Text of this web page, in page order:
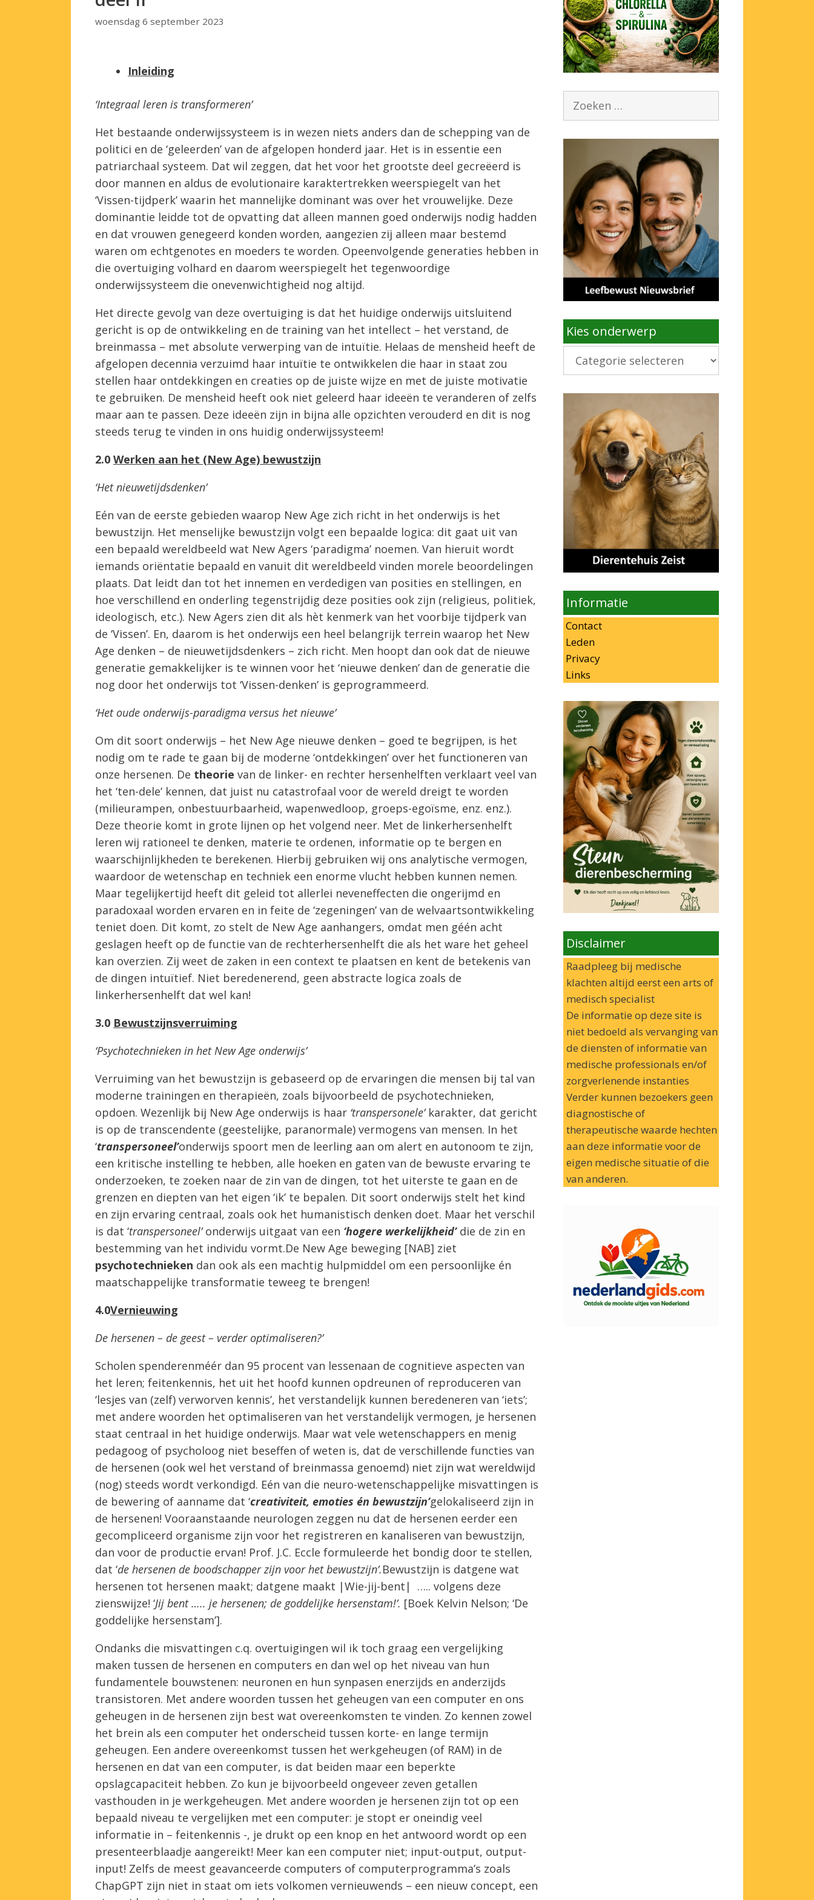
woensdag 6 september 2023
Inleiding
‘Integraal leren is transformeren’
Het bestaande onderwijssysteem is in wezen niets anders dan de schepping van de
politici en de ‘geleerden’ van de afgelopen honderd jaar. Het is in essentie een
patriarchaal systeem. Dat wil zeggen, dat het voor het grootste deel gecreëerd is
door mannen en aldus de evolutionaire karaktertrekken weerspiegelt van het
‘Vissen-tijdperk’ waarin het mannelijke dominant was over het vrouwelijke. Deze
dominantie leidde tot de opvatting dat alleen mannen goed onderwijs nodig hadden
en dat vrouwen genegeerd konden worden, aangezien zij alleen maar bestemd
waren om echtgenotes en moeders te worden. Opeenvolgende generaties hebben in
die overtuiging volhard en daarom weerspiegelt het tegenwoordige
onderwijssysteem die onevenwichtigheid nog altijd.
Het directe gevolg van deze overtuiging is dat het huidige onderwijs uitsluitend
gericht is op de ontwikkeling en de training van het intellect – het verstand, de
breinmassa – met absolute verwerping van de intuïtie. Helaas de mensheid heeft de
afgelopen decennia verzuimd haar intuïtie te ontwikkelen die haar in staat zou
stellen haar ontdekkingen en creaties op de juiste wijze en met de juiste motivatie
te gebruiken. De mensheid heeft ook niet geleerd haar ideeën te veranderen of zelfs
maar aan te passen. Deze ideeën zijn in bijna alle opzichten verouderd en dit is nog
steeds terug te vinden in ons huidig onderwijssysteem!
2.0 Werken aan het (New Age) bewustzijn
‘Het nieuwetijdsdenken’
Eén van de eerste gebieden waarop New Age zich richt in het onderwijs is het
bewustzijn. Het menselijke bewustzijn volgt een bepaalde logica: dit gaat uit van
een bepaald wereldbeeld wat New Agers ‘paradigma’ noemen. Van hieruit wordt
iemands oriëntatie bepaald en vanuit dit wereldbeeld vinden morele beoordelingen
plaats. Dat leidt dan tot het innemen en verdedigen van posities en stellingen, en
hoe verschillend en onderling tegenstrijdig deze posities ook zijn (religieus, politiek,
ideologisch, etc.). New Agers zien dit als hèt kenmerk van het voorbije tijdperk van
de ‘Vissen’. En, daarom is het onderwijs een heel belangrijk terrein waarop het New
Age denken – de nieuwetijdsdenkers – zich richt. Men hoopt dan ook dat de nieuwe
generatie gemakkelijker is te winnen voor het ‘nieuwe denken’ dan de generatie die
nog door het onderwijs tot ‘Vissen-denken’ is geprogrammeerd.
‘Het oude onderwijs-paradigma versus het nieuwe’
Om dit soort onderwijs – het New Age nieuwe denken – goed te begrijpen, is het
nodig om te rade te gaan bij de moderne ‘ontdekkingen’ over het functioneren van
onze hersenen. De theorie van de linker- en rechter hersenhelften verklaart veel van
het ‘ten-dele’ kennen, dat juist nu catastrofaal voor de wereld dreigt te worden
(milieurampen, onbestuurbaarheid, wapenwedloop, groeps-egoïsme, enz. enz.).
Deze theorie komt in grote lijnen op het volgend neer. Met de linkerhersenhelft
leren wij rationeel te denken, materie te ordenen, informatie op te bergen en
waarschijnlijkheden te berekenen. Hierbij gebruiken wij ons analytische vermogen,
waardoor de wetenschap en techniek een enorme vlucht hebben kunnen nemen.
Maar tegelijkertijd heeft dit geleid tot allerlei neveneffecten die ongerijmd en
paradoxaal worden ervaren en in feite de ‘zegeningen’ van de welvaartsontwikkeling
teniet doen. Dit komt, zo stelt de New Age aanhangers, omdat men géén acht
geslagen heeft op de functie van de rechterhersenhelft die als het ware het geheel
kan overzien. Zij weet de zaken in een context te plaatsen en kent de betekenis van
de dingen intuïtief. Niet beredenerend, geen abstracte logica zoals de
linkerhersenhelft dat wel kan!
3.0 Bewustzijnsverruiming
‘Psychotechnieken in het New Age onderwijs’
Verruiming van het bewustzijn is gebaseerd op de ervaringen die mensen bij tal van
moderne trainingen en therapieën, zoals bijvoorbeeld de psychotechnieken,
opdoen. Wezenlijk bij New Age onderwijs is haar ‘transpersonele’karakter, dat gericht
is op de transcendente (geestelijke, paranormale) vermogens van mensen. In het
‘transpersoneel’onderwijs spoort men de leerling aan om alert en autonoom te zijn,
een kritische instelling te hebben, alle hoeken en gaten van de bewuste ervaring te
onderzoeken, te zoeken naar de zin van de dingen, tot het uiterste te gaan en de
grenzen en diepten van het eigen ‘ik’ te bepalen. Dit soort onderwijs stelt het kind
en zijn ervaring centraal, zoals ook het humanistisch denken doet. Maar het verschil
is dat ‘transpersoneel’onderwijs uitgaat van een ‘hogere werkelijkheid’ die de zin en
bestemming van het individu vormt.De New Age beweging [NAB] ziet
psychotechnieken dan ook als een machtig hulpmiddel om een persoonlijke én
maatschappelijke transformatie teweeg te brengen!
4.0Vernieuwing
De hersenen – de geest – verder optimaliseren?’
Scholen spenderenméér dan 95 procent van lessenaan de cognitieve aspecten van
het leren; feitenkennis, het uit het hoofd kunnen opdreunen of reproduceren van
‘lesjes van (zelf) verworven kennis’, het verstandelijk kunnen beredeneren van ‘iets’;
met andere woorden het optimaliseren van het verstandelijk vermogen, je hersenen
staat centraal in het huidige onderwijs. Maar wat vele wetenschappers en menig
pedagoog of psycholoog niet beseffen of weten is, dat de verschillende functies van
de hersenen (ook wel het verstand of breinmassa genoemd) niet zijn wat wereldwijd
(nog) steeds wordt verkondigd. Eén van die neuro-wetenschappelijke misvattingen is
de bewering of aanname dat ‘creativiteit, emoties én bewustzijn’gelokaliseerd zijn in
de hersenen! Vooraanstaande neurologen zeggen nu dat de hersenen eerder een
gecompliceerd organisme zijn voor het registreren en kanaliseren van bewustzijn,
dan voor de productie ervan! Prof. J.C. Eccle formuleerde het bondig door te stellen,
dat ‘de hersenen de boodschapper zijn voor het bewustzijn’.Bewustzijn is datgene wat
hersenen tot hersenen maakt; datgene maakt |Wie-jij-bent| ….. volgens deze
zienswijze! ‘Jij bent ….. je hersenen; de goddelijke hersenstam!’. [Boek Kelvin Nelson; ‘De
goddelijke hersenstam’].
Ondanks die misvattingen c.q. overtuigingen wil ik toch graag een vergelijking
maken tussen de hersenen en computers en dan wel op het niveau van hun
fundamentele bouwstenen: neuronen en hun synpasen enerzijds en anderzijds
transistoren. Met andere woorden tussen het geheugen van een computer en ons
geheugen in de hersenen zijn best wat overeenkomsten te vinden. Zo kennen zowel
het brein als een computer het onderscheid tussen korte- en lange termijn
geheugen. Een andere overeenkomst tussen het werkgeheugen (of RAM) in de
hersenen en dat van een computer, is dat beiden maar een beperkte
opslagcapaciteit hebben. Zo kun je bijvoorbeeld ongeveer zeven getallen
vasthouden in je werkgeheugen. Met andere woorden je hersenen zijn tot op een
bepaald niveau te vergelijken met een computer: je stopt er oneindig veel
informatie in – feitenkennis -, je drukt op een knop en het antwoord wordt op een
presenteerblaadje aangereikt! Meer kan een computer niet; input-output, output-
input! Zelfs de meest geavanceerde computers of computerprogramma’s zoals
ChapGPT zijn niet in staat om iets volkomen vernieuwends – een nieuw concept, een
Zoek
Kies onderwerp
Kies
onderwerp
Informatie
Contact
Leden
Privacy
Links
Disclaimer
Raadpleeg bij medische
klachten altijd eerst een arts of
medisch specialist
De informatie op deze site is
niet bedoeld als vervanging van
de diensten of informatie van
medische professionals en/of
zorgverlenende instanties
Verder kunnen bezoekers geen
diagnostische of
therapeutische waarde hechten
aan deze informatie voor de
eigen medische situatie of die
van anderen.